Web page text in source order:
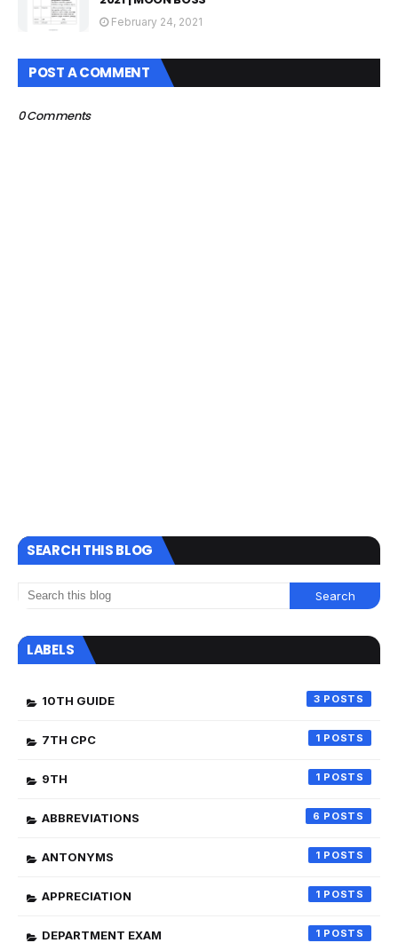
February 24, 2021
POST A COMMENT
0 Comments
SEARCH THIS BLOG
LABELS
10TH GUIDE 3
7TH CPC 1
9TH 1
ABBREVIATIONS 6
ANTONYMS 1
APPRECIATION 1
DEPARTMENT EXAM 1